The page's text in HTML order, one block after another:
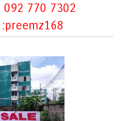
092 770 7302